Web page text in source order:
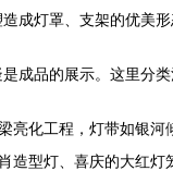
成灯罩、支架的优美
成品的展示。这里分类
亮化工程，灯带如银
造型灯、喜庆的大红